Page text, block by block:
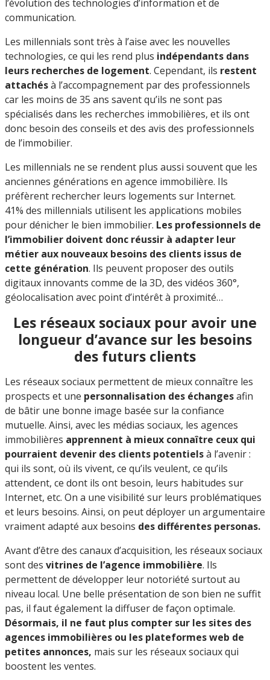
l’évolution des technologies d’information et de
communication.
Les millennials sont très à l’aise avec les nouvelles
technologies, ce qui les rend plus indépendants dans
leurs recherches de logement. Cependant, ils restent
attachésà l’accompagnement par des professionnels
car les moins de 35 ans savent qu’ils ne sont pas
spécialisés dans les recherches immobilières, et ils ont
donc besoin des conseils et des avis des professionnels
de l’immobilier.
Les millennials ne se rendent plus aussi souvent que les
anciennes générations en agence immobilière. Ils
préfèrent rechercher leurs logements sur Internet.
41% des millennials utilisent les applications mobiles
pour dénicher le bien immobilier. Les professionnels de
l’immobilier doivent donc réussir à adapter leur
métier aux nouveaux besoins des clients issus de
cette génération. Ils peuvent proposer des outils
digitaux innovants comme de la 3D, des vidéos 360°,
géolocalisation avec point d’intérêt à proximité…
Les réseaux sociaux pour avoir une
longueur d’avance sur les besoins
des futurs clients
Les réseaux sociaux permettent de mieux connaître les
prospects et une personnalisation des échangesafin
de bâtir une bonne image basée sur la confiance
mutuelle. Ainsi, avec les médias sociaux, les agences
immobilières apprennent à mieux connaître ceux qui
pourraient devenir des clients potentielsà l’avenir :
qui ils sont, où ils vivent, ce qu’ils veulent, ce qu’ils
attendent, ce dont ils ont besoin, leurs habitudes sur
Internet, etc. On a une visibilité sur leurs problématiques
et leurs besoins. Ainsi, on peutdéployer un argumentaire
vraiment adapté aux besoins des différentes personas.
Avant d’être des canaux d’acquisition, les réseaux sociaux
sont des vitrines de l’agence immobilière. Ils
permettent de développer leur notoriété surtout au
niveau local. Une belle présentation de son bien ne suffit
pas, il faut également la diffuser de façon optimale.
Désormais, il ne faut plus compter sur les sites des
agences immobilières ou les plateformes web de
petites annonces, mais sur les réseaux sociaux qui
boostent les ventes.